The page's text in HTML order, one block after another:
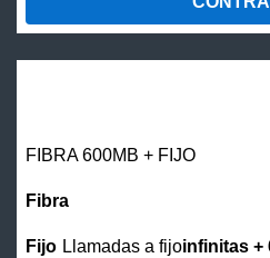
FIBRA 600MB + FIJO
Llamadas a fijoinfinitas +